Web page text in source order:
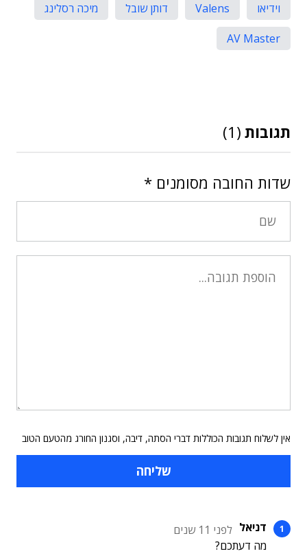
וידיאו Valens דותן שובל
מיכה רסלינג
AV Master
תגובות (1)
שדות החובה מסומנים *
אין לשלוח תגובות הכוללות דברי הסתה, דיבה, וסגנון החורג מהטעם הטוב
דניאל לפני 11 שנים
מה דעתכם?